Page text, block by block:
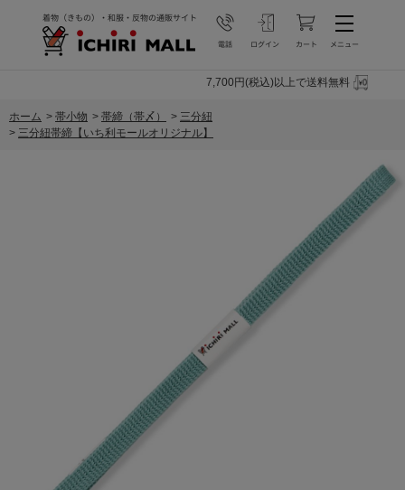
7,700円(税込)以上で送料無料
ホーム > 帯小物 > 帯締（帯〆） > 三分紐
> 三分紐帯締【いち利モールオリジナル】